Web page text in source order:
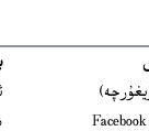
in new window
in new window